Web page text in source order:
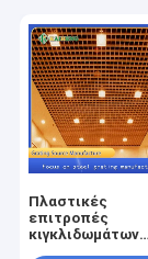
Πλαστικές
επιτροπές
κιγκλιδωμάτων